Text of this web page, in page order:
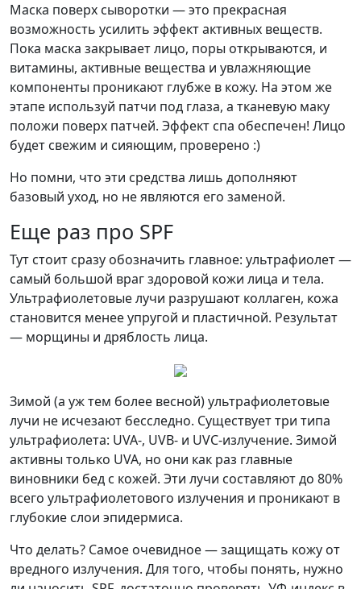
Маска поверх сыворотки — это прекрасная
возможность усилить эффект активных веществ.
Пока маска закрывает лицо, поры открываются, и
витамины, активные вещества и увлажняющие
компоненты проникают глубже в кожу. На этом же
этапе используй патчи под глаза, а тканевую маку
положи поверх патчей. Эффект спа обеспечен! Лицо
будет свежим и сияющим, проверено :)
Но помни, что эти средства лишь дополняют
базовый уход, но не являются его заменой.
Еще раз про SPF
Тут стоит сразу обозначить главное: ультрафиолет —
самый большой враг здоровой кожи лица и тела.
Ультрафиолетовые лучи разрушают коллаген, кожа
становится менее упругой и пластичной. Результат
— морщины и дряблость лица.
Зимой (а уж тем более весной) ультрафиолетовые
лучи не исчезают бесследно. Существует три типа
ультрафиолета: UVA-, UVB- и UVC-излучение. Зимой
активны только UVA, но они как раз главные
виновники бед с кожей. Эти лучи составляют до 80%
всего ультрафиолетового излучения и проникают в
глубокие слои эпидермиса.
Что делать? Самое очевидное — защищать кожу от
вредного излучения. Для того, чтобы понять, нужно